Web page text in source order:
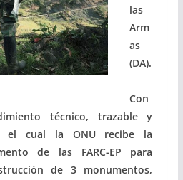
las
Arm
as
(DA).
Con
técnico, trazable y
el cual la ONU recibe la
de las FARC-EP para
de 3 monumentos,